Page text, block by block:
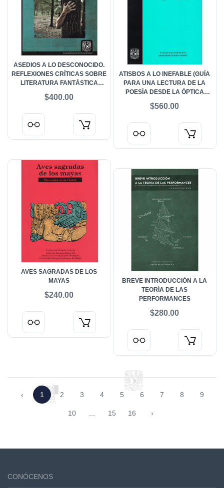
ASEDIOS A LO DESCONOCIDO.
REFLEXIONES CRÍTICAS SOBRE
LITERATURA FANTÁSTICA
XIX AL XXI)
$400.00
ATISBOS A LO INEFABLE (GUÍA
PARA UNA LECTURA DE LA
POESÍA DESDE LA ÓPTICA
$560.00
AVES SAGRADAS DE LOS
MAYAS
$240.00
BREVE INTRODUCCIÓN A LA
TEORÍA DE LAS
PERFORMANCES
$280.00
‹ 1 2 3 4 5 6 7 8 9
10 15 16 ›
CONÓCENOS